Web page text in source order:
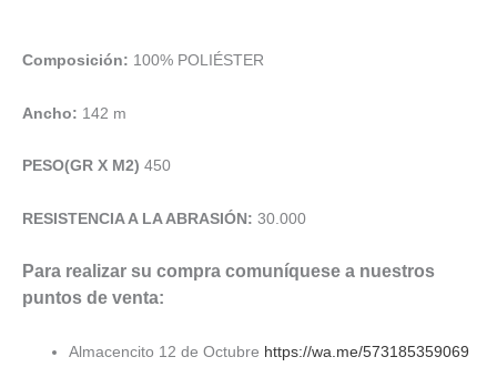
Composición: 100% POLIÉSTER
Ancho: 142 m
PESO(GR X M2) 450
RESISTENCIA A LA ABRASIÓN: 30.000
Para realizar su compra comuníquese a nuestros
puntos de venta:
Almacencito 12 de Octubre https://wa.me/573185359069